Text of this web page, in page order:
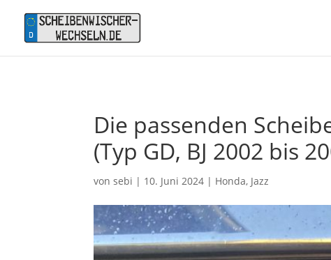
Die passenden
(Typ GD, BJ 2002 bis
vonsebi | 10. Juni 2024 | Honda, Jazz